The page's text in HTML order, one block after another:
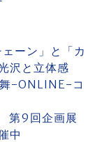
ーン」と「カ
沢と立体感
舞-ONLINE-コ
第9回企画展
中